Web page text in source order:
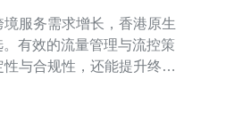
服务需求增长，香港原生
。有效的流量管理与流控策
与合规性，还能提升终端
流量卡概